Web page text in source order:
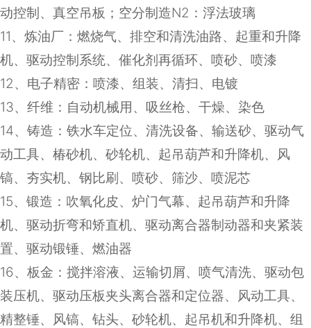
动控制、真空吊板；空分制造N2 ：浮法玻璃
11、炼油厂：燃烧气、排空和清洗油路、起重和升降
机、驱动控制系统、催化剂再循环、喷砂、喷漆
12、电子精密：喷漆、组装、清扫、电镀
13、纤维：自动机械用、吸丝枪、干燥、染色
14、铸造：铁水车定位、清洗设备、输送砂、驱动气
动工具、椿砂机、砂轮机、起吊葫芦和升降机、风
镐、夯实机、钢比刷、喷砂、筛沙、喷泥芯
15、锻造：吹氧化皮、炉门气幕、起吊葫芦和升降
机、驱动折弯和矫直机、驱动离合器制动器和夹紧装
置、驱动锻锤、燃油器
16、板金：搅拌溶液、运输切屑、喷气清洗、驱动包
装压机、驱动压板夹头离合器和定位器、风动工具、
精整锤、风镐、钻头、砂轮机、起吊机和升降机、组